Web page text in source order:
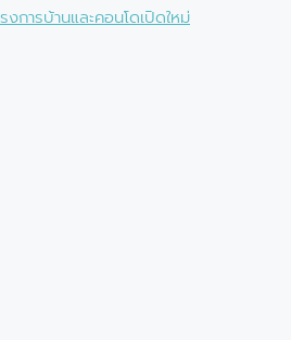
งการบ้านและคอนโดเปิดใหม่